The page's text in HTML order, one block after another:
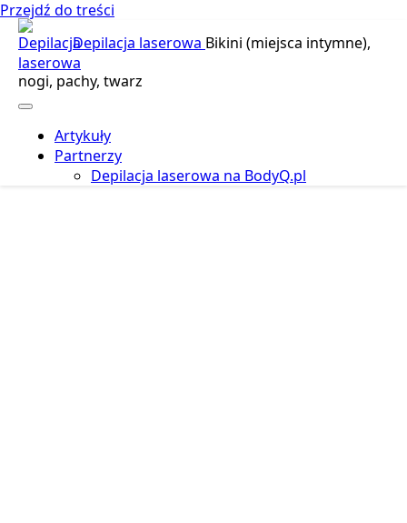
Przejdź do treści
Depilacja laserowa Bikini (miejsca intymne),
nogi, pachy, twarz
Artykuły
Partnerzy
Depilacja laserowa na BodyQ.pl